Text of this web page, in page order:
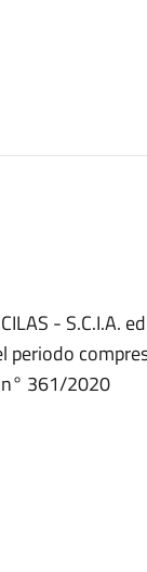
- S.C.I.A.
periodo
361/2020